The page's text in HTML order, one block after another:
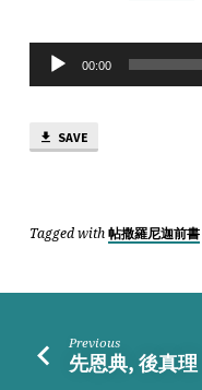
要
追
求
善
Audio
Player
00:00
SAVE
Tagged with 帖撒羅尼迦前書
Previous
先恩典, 後真理